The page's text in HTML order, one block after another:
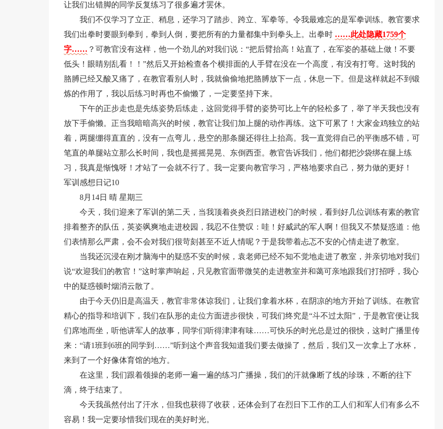
让我们出错脚的同学反复练习了很多遍才罢休。
我们不仅学习了立正、稍息，还学习了踏步、跨立、军拳等。令我最难忘的是军拳训练。教官要求
我们出拳时要眼到拳到，拳到人倒，要把所有的力量都集中到拳头上。出拳时 ……此处隐藏1759个
字…… ？可教官没有这样，他一个劲儿的对我们说：“把后臂抬高！站直了，在军姿的基础上做！不要
低头！眼睛别乱看！！”然后又开始检查各个横排面的人手臂在没在一个高度，有没有打弯。这时我的
胳膊已经又酸又痛了，在教官看别人时，我就偷偷地把胳膊放下一点，休息一下。但是这样就起不到锻
炼的作用了，我以后练习时再也不偷懒了，一定要坚持下来。
下午的正步走也是先练姿势后练走，这回觉得手臂的姿势可比上午的轻松多了，举了半天我也没有
放下手偷懒。正当我暗暗高兴的时候，教官让我们加上腿的动作再练。这下可累了！大家金鸡独立的站
着，两腿绷得直直的，没有一点弯儿，悬空的那条腿还得往上抬高。我一直觉得自己的平衡感不错，可
笔直的单腿站立那么长时间，我也是摇摇晃晃、东倒西歪。教官告诉我们，他们都把沙袋绑在腿上练
习，我真是惭愧呀！才站了一会就不行了。我一定要向教官学习，严格地要求自己，努力做的更好！
军训感想日记10
8月14日 晴 星期三
今天，我们迎来了军训的第二天，当我顶着炎炎烈日踏进校门的时候，看到好几位训练有素的教官
排着整齐的队伍，英姿飒爽地走进校园，我忍不住赞叹：哇！好威武的军人啊！但我又不禁疑惑道：他
们表情那么严肃，会不会对我们很苛刻甚至不近人情呢？于是我带着忐忑不安的心情走进了教室。
当我还沉浸在刚才脑海中的疑惑不安的时候，袁老师已经不知不觉地走进了教室，并亲切地对我们
说“欢迎我们的教官！”这时掌声响起，只见教官面带微笑的走进教室并和蔼可亲地跟我们打招呼，我心
中的疑惑顿时烟消云散了。
由于今天仍旧是高温天，教官非常体谅我们，让我们拿着水杯，在阴凉的地方开始了训练。在教官
精心的指导和培训下，我们在队形的走位方面进步很快，可我们终究是“斗不过太阳”，于是教官便让我
们席地而坐，听他讲军人的故事，同学们听得津津有味……可快乐的时光总是过的很快，这时广播里传
来：“请1班到6班的同学到……”听到这个声音我知道我们要去做操了，然后，我们又一次拿上了水杯，
来到了一个好像体育馆的地方。
在这里，我们跟着领操的老师一遍一遍的练习广播操，我们的汗就像断了线的珍珠，不断的往下
滴，终于结束了。
今天我虽然付出了汗水，但我也获得了收获，还体会到了在烈日下工作的工人们和军人们有多么不
容易！我一定要珍惜我们现在的美好时光。